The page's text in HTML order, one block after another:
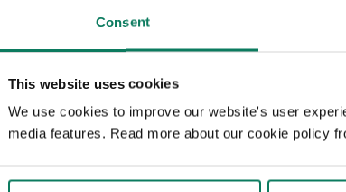
Consent
This website uses cookies
We use cookies to improve our website's user
media features. Read more about our cookie policy
med forhåndsverificerede, integrerede og
elektronik.